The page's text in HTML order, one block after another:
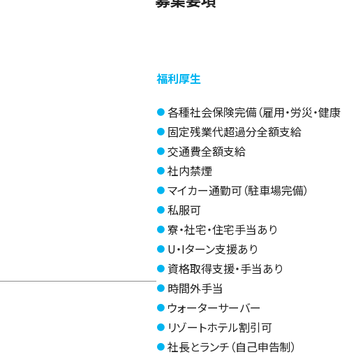
福利厚生
各種社会保険完備（雇用・労災・健康
固定残業代超過分全額支給
交通費全額支給
社内禁煙
マイカー通勤可（駐車場完備）
私服可
寮・社宅・住宅手当あり
U・Iターン支援あり
資格取得支援・手当あり
時間外手当
ウォーターサーバー
リゾートホテル割引可
社長とランチ（自己申告制）